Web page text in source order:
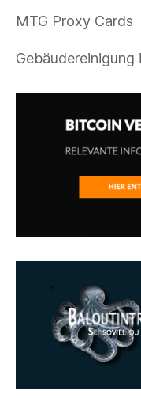
MTG Proxy Cards
Gebäudereinigung